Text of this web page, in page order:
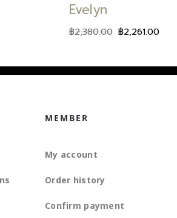
Evelyn
฿2,380.00 ฿2,261.00
MEMBER
My account
Order history
Confirm payment